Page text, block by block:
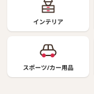
インテリア
スポーツ/カー用品